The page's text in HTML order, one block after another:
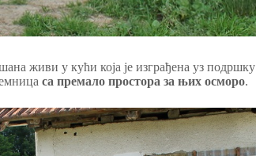
живи у кући која је изграђена уз подршку
са премало простора за њих осморо.